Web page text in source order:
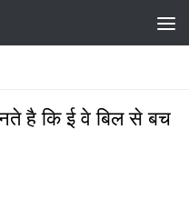
है कि ई वे बिल से बच